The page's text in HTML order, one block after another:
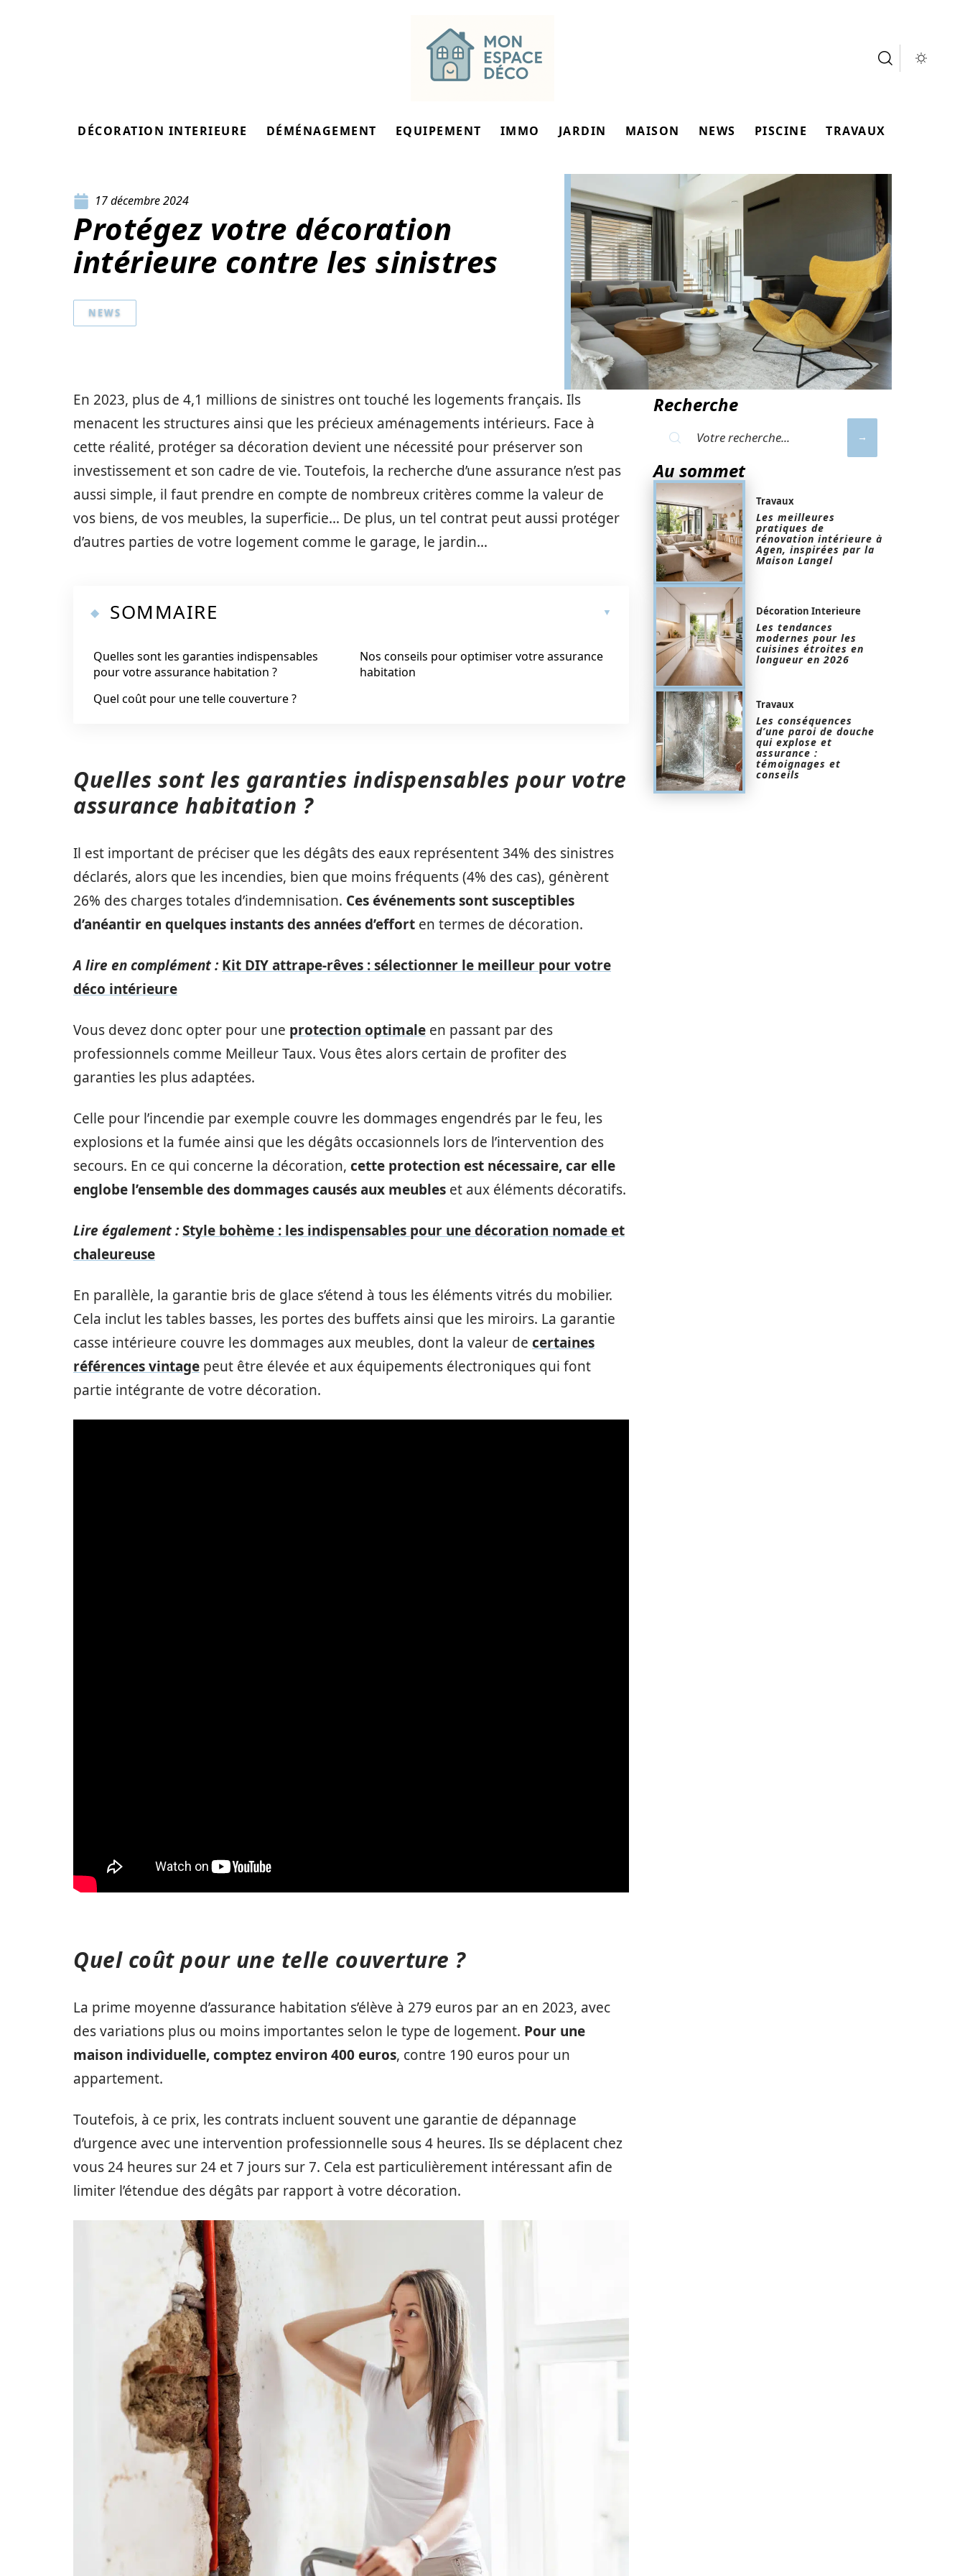
DÉCORATION INTERIEURE DÉMÉNAGEMENT EQUIPEMENT IMMO JARDIN MAISON NEWS PISCINE TRAVAUX
17 décembre 2024
Protégez votre décoration
intérieure contre les sinistres
NEWS
En 2023, plus de 4,1 millions de sinistres ont touché les logements français. Ils
menacent les structures ainsi que les précieux aménagements intérieurs. Face à
cette réalité, protéger sa décoration devient une nécessité pour préserver son
investissement et son cadre de vie. Toutefois, la recherche d’une assurance n’est pas
aussi simple, il faut prendre en compte de nombreux critères comme la valeur de
vos biens, de vos meubles, la superficie… De plus, un tel contrat peut aussi protéger
d’autres parties de votre logement comme le garage, le jardin…
SOMMAIRE
Quelles sont les garanties indispensables
pour votre assurance habitation ?
Quel coût pour une telle couverture ?
Nos conseils pour optimiser votre assurance
habitation
Quelles sont les garanties indispensables pour votre
assurance habitation ?
Il est important de préciser que les dégâts des eaux représentent 34% des sinistres
déclarés, alors que les incendies, bien que moins fréquents (4% des cas), génèrent
26% des charges totales d’indemnisation. Ces événements sont susceptibles
d’anéantir en quelques instants des années d’effort en termes de décoration.
A lire en complément : Kit DIY attrape-rêves : sélectionner le meilleur pour votre
déco intérieure
Vous devez donc opter pour une protection optimale en passant par des
professionnels comme Meilleur Taux. Vous êtes alors certain de profiter des
garanties les plus adaptées.
Celle pour l’incendie par exemple couvre les dommages engendrés par le feu, les
explosions et la fumée ainsi que les dégâts occasionnels lors de l’intervention des
secours. En ce qui concerne la décoration, cette protection est nécessaire, car elle
englobe l’ensemble des dommages causés aux meubles et aux éléments décoratifs.
Lire également :Style bohème : les indispensables pour une décoration nomade et
chaleureuse
En parallèle, la garantie bris de glace s’étend à tous les éléments vitrés du mobilier.
Cela inclut les tables basses, les portes des buffets ainsi que les miroirs. La garantie
casse intérieure couvre les dommages aux meubles, dont la valeur de certaines
références vintage peut être élevée et aux équipements électroniques qui font
partie intégrante de votre décoration.
Quel coût pour une telle couverture ?
La prime moyenne d’assurance habitation s’élève à 279 euros par an en 2023, avec
des variations plus ou moins importantes selon le type de logement. Pour une
maison individuelle, comptez environ 400 euros, contre 190 euros pour un
appartement.
Toutefois, à ce prix, les contrats incluent souvent une garantie de dépannage
d’urgence avec une intervention professionnelle sous 4 heures. Ils se déplacent chez
vous 24 heures sur 24 et 7 jours sur 7. Cela est particulièrement intéressant afin de
limiter l’étendue des dégâts par rapport à votre décoration.
Recherche
Au sommet
Travaux
Les meilleures
pratiques de
rénovation intérieure à
Agen, inspirées par la
Maison Langel
Décoration Interieure
Les tendances
modernes pour les
cuisines étroites en
longueur en 2026
Travaux
Les conséquences
d’une paroi de douche
qui explose et
assurance :
témoignages et
conseils